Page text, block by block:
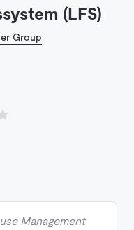
(LFS)
Group
Management